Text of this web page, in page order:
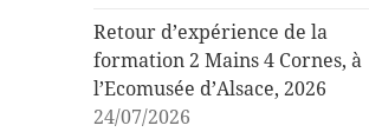
Retour d’expérience de la
formation 2 Mains 4 Cornes, à
l’Ecomusée d’Alsace, 2026
24/07/2026